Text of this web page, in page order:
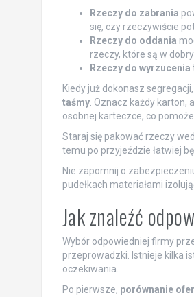
Rzeczy do zabrania
się, czy rzeczywiście
Rzeczy do oddania
rzeczy, które są w
Rzeczy do wyrzucenia
Kiedy już dokonasz
taśmy. Oznacz każdy karton,
osobnej karteczce, co
Staraj się pakować rzeczy
temu po przyjeździe łatwiej
Nie zapomnij o
pudełkach materiałami
Jak znaleźć
Wybór odpowiedniej firmy
przeprowadzki. Istnieje kilka
oczekiwania.
Po pierwsze, porównanie